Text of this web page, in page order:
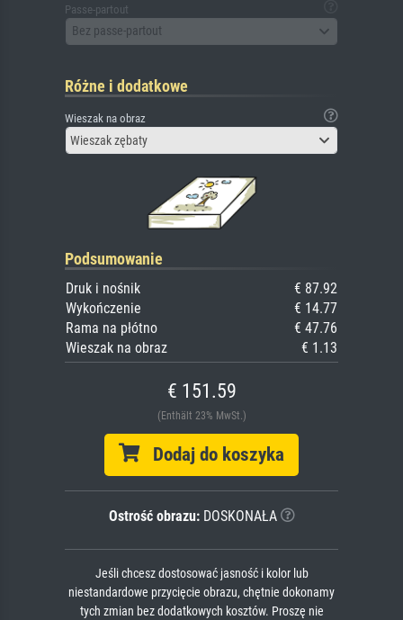
Passe-partout
Bez passe-partout
Różne i dodatkowe
Wieszak na obraz
Wieszak zębaty
Podsumowanie
Druk i nośnik
€ 87.92
Wykończenie
€ 14.77
Rama na płótno
€ 47.76
Wieszak na obraz
€ 1.13
€ 151.59
(Enthält 23% MwSt.)
Dodaj do koszyka
Ostrość obrazu:DOSKONAŁA
Jeśli chcesz dostosować jasność i kolor lub
niestandardowe przycięcie obrazu, chętnie dokonamy
tych zmian bez dodatkowych kosztów. Proszę nie